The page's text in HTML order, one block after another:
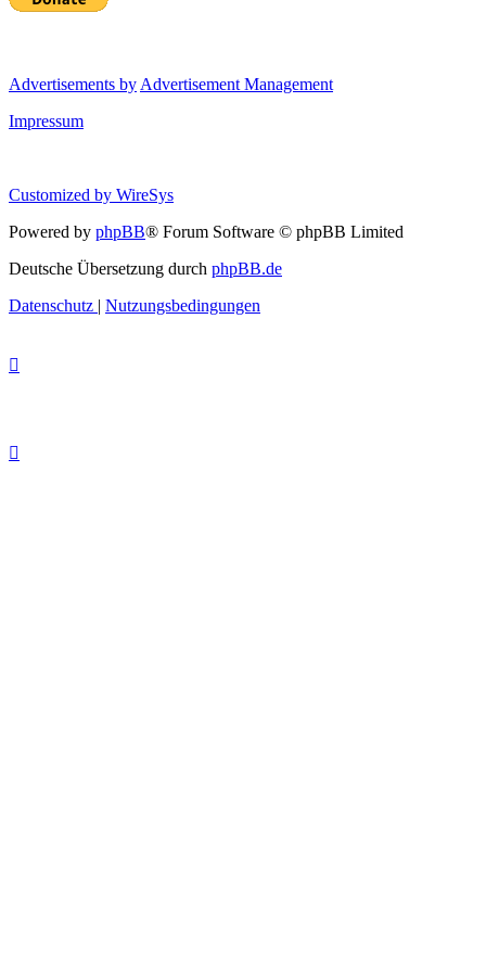
Advertisements by Advertisement Management
Impressum
Customized by WireSys
Powered by phpBB® Forum Software © phpBB Limited
Deutsche Übersetzung durch phpBB.de
Datenschutz | Nutzungsbedingungen